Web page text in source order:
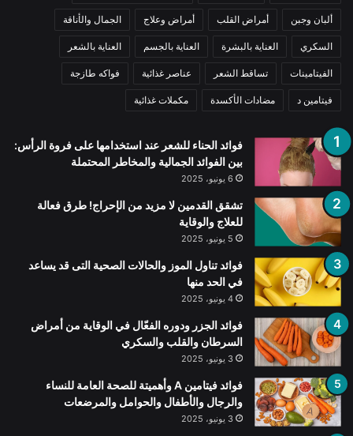
ألبان وجبن أمراض القلب أمراض وعلاج الجمال والأناقة
السكري العناية بالبشرة العناية بالجسم العناية بالشعر
الفيتامينات تساقط الشعر عناصر غذائية فواكه طازجة
فيتامين د مضادات الأكسدة مكملات غذائية
فوائد الحناء للشعر عند استخدامها على فروة الرأس:
بين الفوائد الجمالية والمخاطر المحتملة
6 يونيو، 2025
تشقق القدمين لا مزيد من الإحراج! طرق فعالة
للعلاج والوقاية
5 يونيو، 2025
فوائد تناول الموز والحالات الصحية التى قد يساعد
في الحد منها
4 يونيو، 2025
فوائد الجزر ودوره الفعّال في الوقاية من أمراض
السرطان والقلب والسكري
3 يونيو، 2025
فوائد فيتامين A وأهميتة للصحة العامة للنساء
والرجال والأطفال والحوامل والمرضعات
3 يونيو، 2025